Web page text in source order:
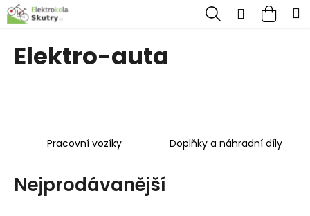
Přejít
na
obsah
Hledat
Elektro-auta
Pracovní vozíky Doplňky a náhradní díly
Nejprodávanější
K
o
ř
e